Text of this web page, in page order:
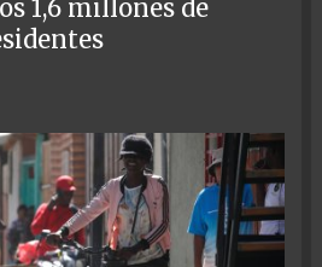
1,6 millones de